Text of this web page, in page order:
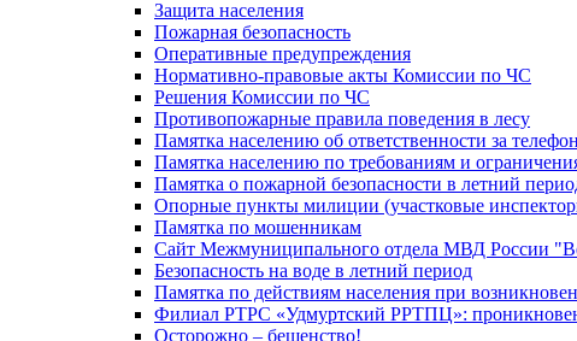
Защита населения
Пожарная безопасность
Оперативные предупреждения
Нормативно-правовые акты Комиссии по ЧС
Решения Комиссии по ЧС
Противопожарные правила поведения в лесу
Памятка населению об ответственности за
Памятка населению по требованиям и
Памятка о пожарной безопасности в летний
Опорные пункты милиции (участковые
Памятка по мошенникам
Сайт Межмуниципального отдела МВД России
Безопасность на воде в летний период
Памятка по действиям населения при
Филиал РТРС «Удмуртский РРТПЦ»:
Осторожно – бешенство!